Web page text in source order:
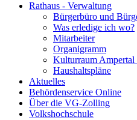
Rathaus - Verwaltung
Bürgerbüro und
Was erledige ich wo?
Mitarbeiter
Organigramm
Kulturraum Ampertal
Haushaltspläne
Aktuelles
Behördenservice Online
Über die VG-Zolling
Volkshochschule